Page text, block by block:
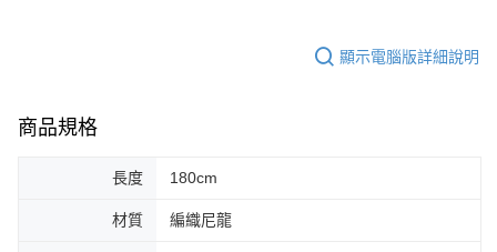
顯示電腦版詳細說明
商品規格
長度 180cm
材質 編織尼龍